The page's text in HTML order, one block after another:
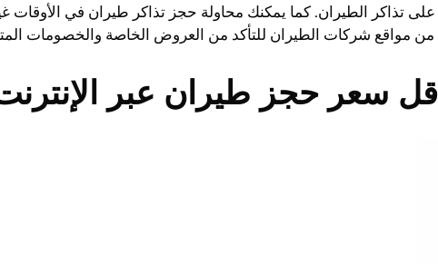
تذاكر الطيران. كما يمكنك محاولة حجز تذاكر طيران في الأوقات
مواقع شركات الطيران للتأكد من العروض الخاصة والخصومات
سعر حجز طيران عبر